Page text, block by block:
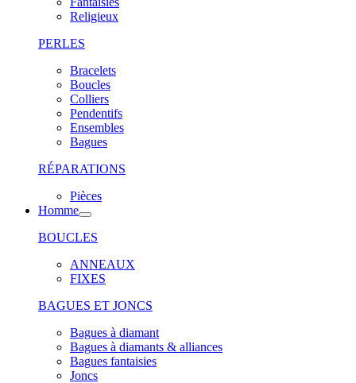
Religieux
PERLES
Bracelets
Boucles
Colliers
Pendentifs
Ensembles
Bagues
RÉPARATIONS
Pièces
Homme
BOUCLES
ANNEAUX
FIXES
BAGUES ET JONCS
Bagues à diamant
Bagues à diamants & alliances
Bagues fantaisies
Joncs